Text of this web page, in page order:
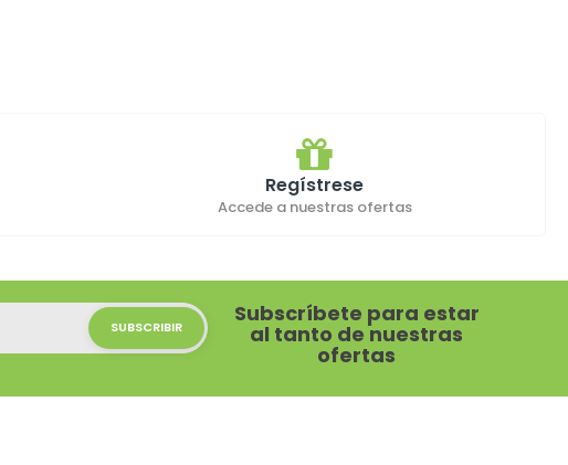
Regístrese
Accede a nuestras ofertas
Subscríbete para estar
al tanto de nuestras
ofertas